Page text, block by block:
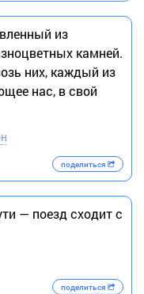
из
камней.
них, каждый из
нас, в свой
поделиться
— поезд сходит с
поделиться